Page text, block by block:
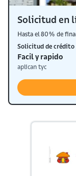
Solicitud en
Hasta el 80% de
Solicitud de crédito
Facil y rapido
aplican tyc